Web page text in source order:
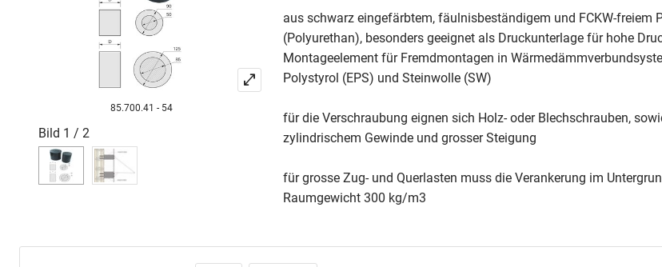
85.700.41 - 54
Bild 1 / 2
aus schwarz eingefärbtem, fäulnisbeständigem und FCKW-freiem
(Polyurethan), besonders geeignet als Druckunterlage für hohe
Montageelement für Fremdmontagen in
Polystyrol (EPS) und Steinwolle (SW)
für die Verschraubung eignen sich Holz- oder Blechschrauben,
zylindrischem Gewinde und grosser Steigung
für grosse Zug- und Querlasten muss die Verankerung im
Raumgewicht 300 kg/m3